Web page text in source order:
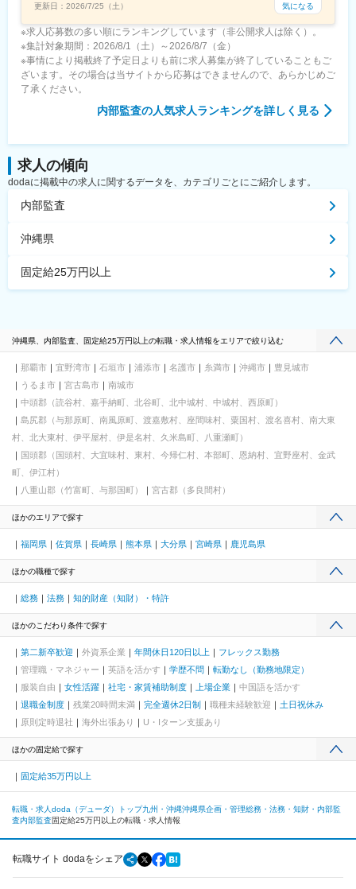
更新日： 2026/7/25（土） 気になる
※求人応募数の多い順にランキングしています（非公開求人は除く）。
※集計対象期間：2026/8/1（土）～2026/8/7（金）
※事情により掲載終了予定日よりも前に求人募集が終了していることもご
ざいます。その場合は当サイトから応募はできませんので、あらかじめご
了承ください。
内部監査の人気求人ランキングを詳しく見る
求人の傾向
dodaに掲載中の求人に関するデータを、カテゴリごとにご紹介します。
内部監査
沖縄県
固定給25万円以上
沖縄県、内部監査、固定給25万円以上の転職・求人情報をエリアで絞り込む
那覇市 宜野湾市 石垣市 浦添市 名護市 糸満市 沖縄市
豊見城市
うるま市
宮古島市
南城市
中頭郡（読谷村、嘉手納町、北谷町、北中城村、中城村、西原町）
島尻郡（与那原町、南風原町、渡嘉敷村、座間味村、粟国村、渡名喜村、南大東
村、北大東村、伊平屋村、伊是名村、久米島町、八重瀬町）
国頭郡（国頭村、大宜味村、東村、今帰仁村、本部町、恩納村、宜野座村、金武
町、伊江村）
八重山郡（竹富町、与那国町）
宮古郡（多良間村）
ほかのエリアで探す
福岡県 佐賀県 長崎県 熊本県 大分県 宮崎県 鹿児島県
ほかの職種で探す
総務 法務 知的財産（知財）・特許
ほかのこだわり条件で探す
第二新卒歓迎 外資系企業 年間休日120日以上
フレックス勤務
管理職・マネジャー
英語を活かす 学歴不問
転勤なし（勤務地限定）
服装自由
女性活躍 社宅・家賃補助制度 上場企業
中国語を活かす
退職金制度
残業20時間未満 完全週休2日制 職種未経験歓迎
土日祝休み
原則定時退社
海外出張あり U・Iターン支援あり
ほかの固定給で探す
固定給35万円以上
転職・求人doda（デューダ）トップ九州・沖縄沖縄県企画・管理総務・法務・知財・内部監
査内部監査固定給25万円以上の転職・求人情報
転職サイト dodaをシェア